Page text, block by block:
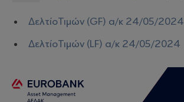
ΔελτίοΤιμών (GF) α/κ 24/05/2024
ΔελτίοΤιμών (LF) α/κ 24/05/2024